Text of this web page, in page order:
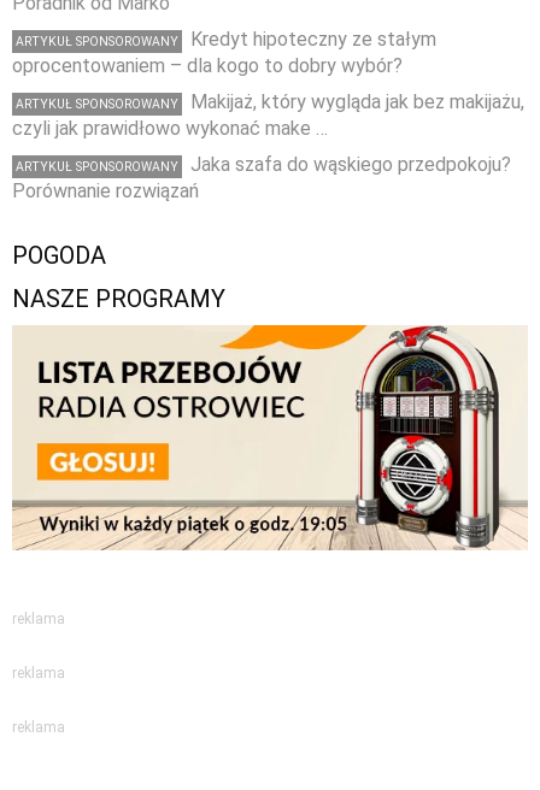
ARTYKUŁ SPONSOROWANY
Kredyt hipoteczny ze stałym
oprocentowaniem – dla kogo to dobry wybór?
ARTYKUŁ SPONSOROWANY
Makijaż, który wygląda jak bez makijażu,
czyli jak prawidłowo wykonać make …
ARTYKUŁ SPONSOROWANY
Jaka szafa do wąskiego przedpokoju?
Porównanie rozwiązań
POGODA
NASZE PROGRAMY
reklama
reklama
reklama